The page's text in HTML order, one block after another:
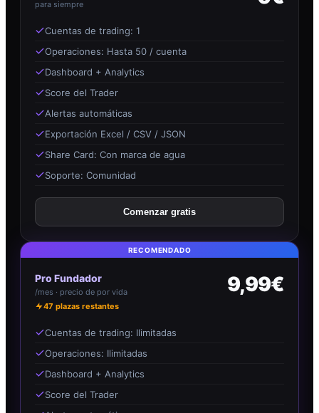
para siempre
Cuentas de trading: 1
Operaciones: Hasta 50 / cuenta
Dashboard + Analytics
Score del Trader
Alertas automáticas
Exportación Excel / CSV / JSON
Share Card: Con marca de agua
Soporte: Comunidad
Comenzar gratis
RECOMENDADO
Pro Fundador
/mes · precio de por vida
47 plazas restantes
9,99€
Cuentas de trading: Ilimitadas
Operaciones: Ilimitadas
Dashboard + Analytics
Score del Trader